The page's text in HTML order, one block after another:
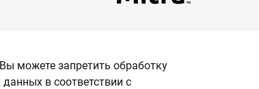
можете запретить обработку
в соответствии с